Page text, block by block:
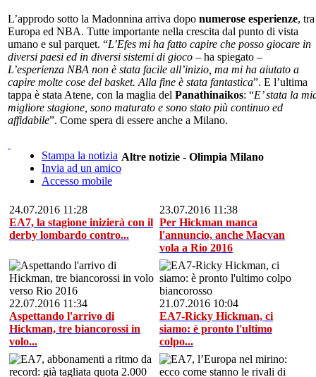
L’approdo sotto la Madonnina arriva dopo numerose esperienze, tra
Europa ed NBA. Tutte importante nella crescita dal punto di vista
umano e sul parquet. “L’Efes mi ha fatto capire che posso giocare in
diversi paesi ed in diversi sistemi di gioco – ha spiegato –
L’esperienza NBA non è stata facile all’inizio, ma mi ha aiutato a
capire molte cose del basket. Alla fine è stata fantastica”. E l’ultima
tappa è stata Atene, con la maglia del Panathinaikos: “E’ stata la
migliore stagione, sono maturato e sono stato più continuo ed
affidabile”. Come spera di essere anche a Milano.
Stampa la notizia
Invia ad un amico
Accesso mobile
Altre notizie - Olimpia Milano
24.07.2016 11:28
EA7, la stagione inizierà con il
derby lombardo contro...
23.07.2016 11:38
Per Hickman manca
l'annuncio, anche Macvan
vola a Rio 2016
22.07.2016 11:34
Aspettando l'arrivo di
Hickman, tre biancorossi in
volo...
21.07.2016 10:04
EA7-Ricky Hickman, ci
siamo: è pronto l'ultimo
colpo...